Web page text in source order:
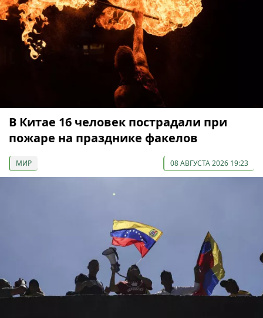
В Китае 16 человек пострадали при
пожаре на празднике факелов
МИР 08 АВГУСТА 2026 19:23